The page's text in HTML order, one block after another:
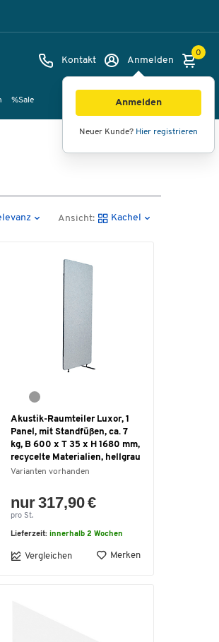
Kontakt Anmelden
Anmelden
Neuer Kunde? Hier registrieren
0
%Sale
Ansicht: Kachel
Akustik-Raumteiler Luxor, 1
Panel, mit Standfüßen, ca. 7
kg, B 600 x T 35 x H 1680 mm,
recycelte Materialien, hellgrau
Varianten vorhanden
nur 317,90 €
pro St.
Lieferzeit: innerhalb 2 Wochen
Vergleichen Merken